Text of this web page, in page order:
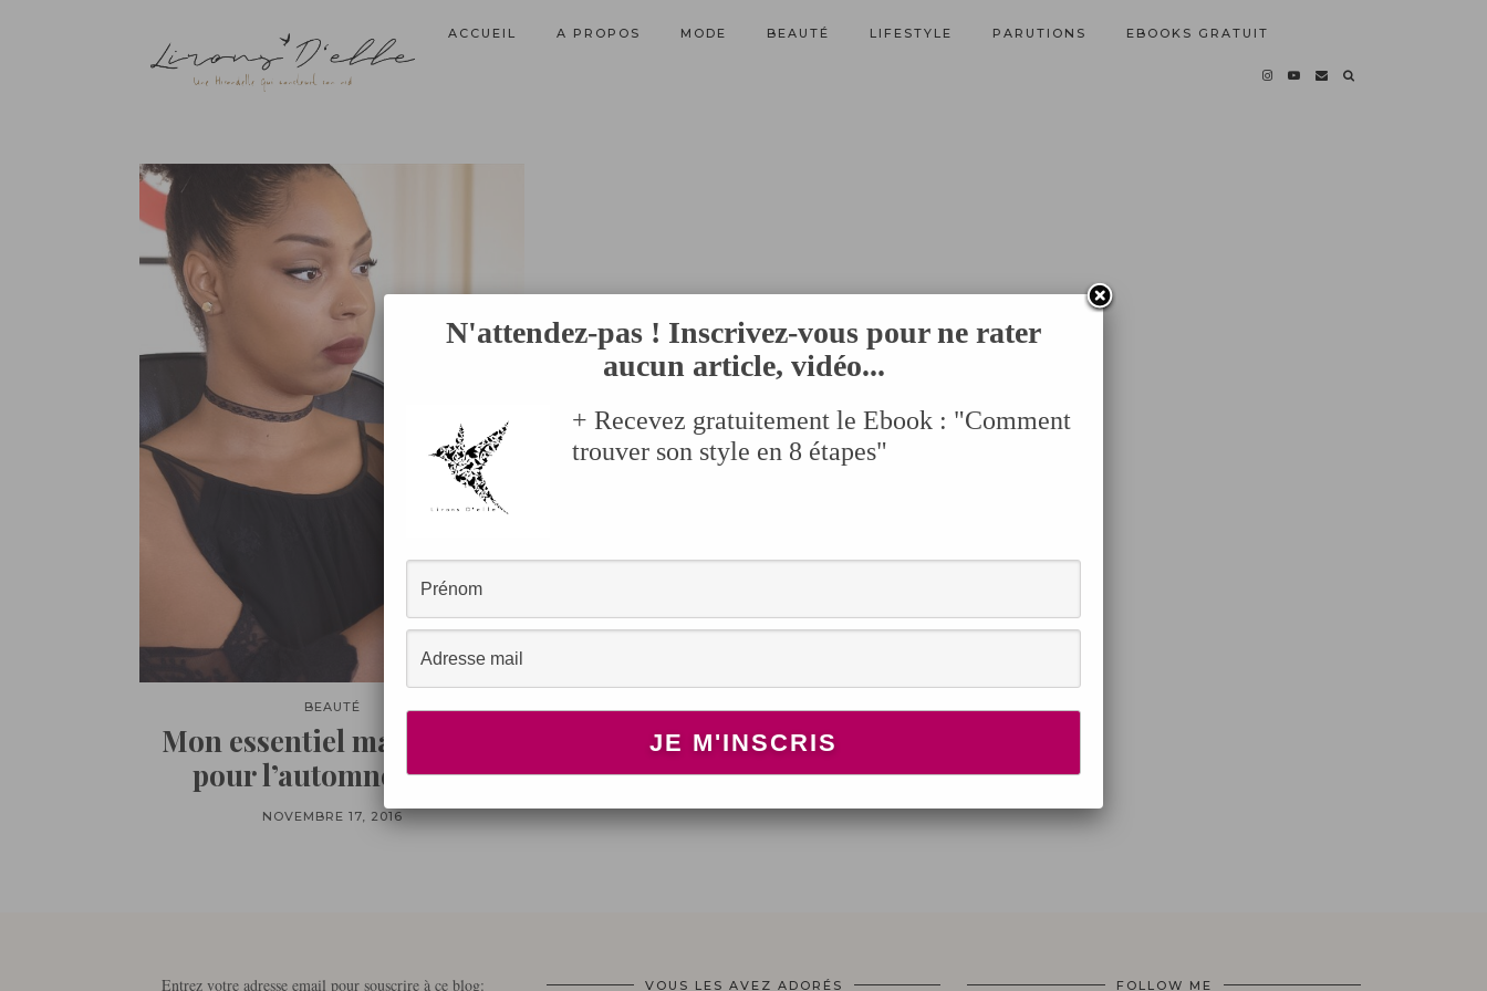
ACCUEIL A PROPOS MODE BEAUTÉ LIFESTYLE PARUTIONS EBOOKS GRATUIT
BEAUTÉ
Mon essentiel maquillage
pour l’automne hiver
NOVEMBRE 17, 2016
Entrez votre adresse email pour souscrire à ce blog: VOUS LES AVEZ ADORÉS FOLLOW ME
N'attendez-pas ! Inscrivez-vous pour ne rater
aucun article, vidéo...
+ Recevez gratuitement le Ebook : "Comment
trouver son style en 8 étapes"